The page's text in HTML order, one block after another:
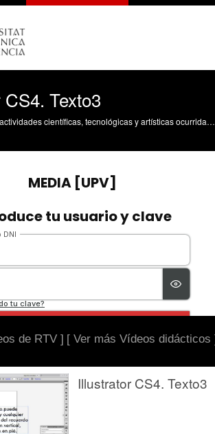
Texto3
Divulgación de las actividades científicas, tecnológicas y artísticas ocurridas en los tres campus de la UPV
de RTV ] [ Ver más Vídeos didácticos
Illustrator CS4. Texto3